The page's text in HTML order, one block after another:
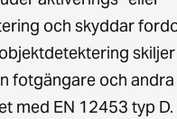
och skyddar
skiljer
fotgängare och andra
med EN 12453 typ D.